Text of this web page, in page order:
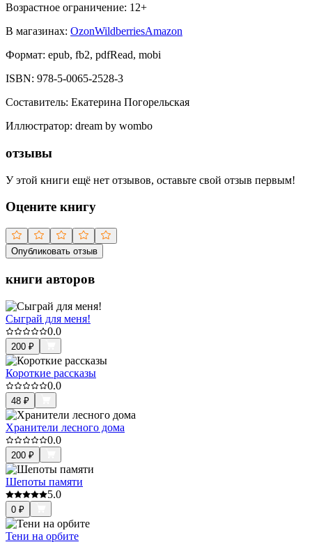
Возрастное ограничение: 12+
В магазинах: OzonWildberriesAmazon
Формат: epub, fb2, pdfRead, mobi
ISBN: 978-5-0065-2528-3
Составитель: Екатерина Погорельская
Иллюстратор: dream by wombo
отзывы
У этой книги ещё нет отзывов, оставьте свой отзыв первым!
Оцените книгу
Опубликовать отзыв
книги авторов
Сыграй для меня!
0.0
200 ₽
Короткие рассказы
0.0
48 ₽
Хранители лесного дома
0.0
200 ₽
Шепоты памяти
5.0
0 ₽
Тени на орбите